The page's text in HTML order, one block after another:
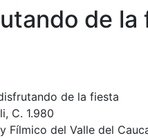
de la
de la fiesta
C. 1.980
Fílmico del Valle del